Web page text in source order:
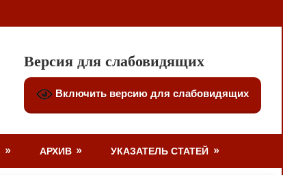
Версия для слабовидящих
Включить версию для слабовидящих
АРХИВ УКАЗАТЕЛЬ СТАТЕЙ